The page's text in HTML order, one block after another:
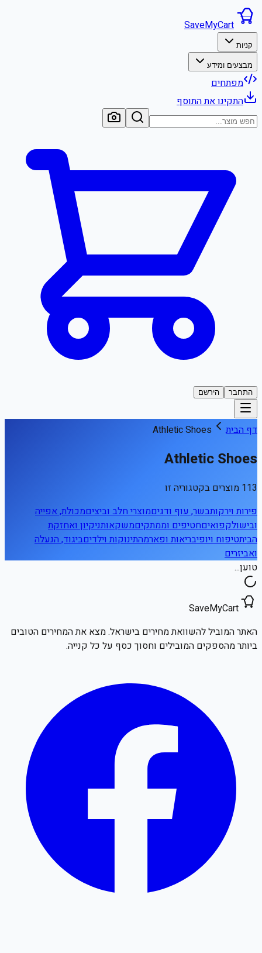
SaveMyCart
קניות
מבצעים ומידע
מפתחים
התקינו את התוסף
התחבר הירשם
דף הבית Athletic Shoes
Athletic Shoes
113 מוצרים בקטגוריה זו
פירות וירקותבשר, עוף ודגיםמוצרי חלב וביציםמכולת, אפייה
ובישולקפואיםחטיפים וממתקיםמשקאותניקיון ואחזקת
הביתטיפוח ויופיבריאות ופארמהתינוקות וילדיםביגוד, הנעלה
ואביזרים
טוען...
SaveMyCart
האתר המוביל להשוואת מחירים בישראל. מצא את המחירים הטובים
ביותר מהספקים המובילים וחסוך כסף על כל קנייה.